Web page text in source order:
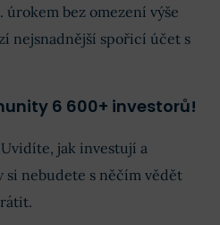
úrokem bez omezení výše
nejsnadnější spořicí účet s
6 600+ investorů!
jak investují a
nebudete s něčím vědět